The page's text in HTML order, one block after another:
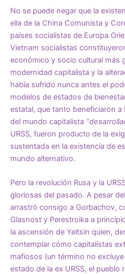
No se puede negar que la
ella de la China Comunista y
países socialistas de Europa
Vietnam socialistas
económico y socio cultural más
modernidad capitalista y la
había sufrido nunca antes el
modelos de estados de
estatal, que tanto beneficiaron
del mundo capitalista
URSS, fueron producto de la
sustentada en la existencia de
mundo alternativo.
Pero la revolución Rusa y la
gloriosas del pasado. A pesar
arrastró consigo a Gorbachov,
Glasnost y Perestroika a
la ascensión de Yeltsin quien,
contemplar cómo capitalistas
mafiosos (un término no
estado de la ex URSS, el pueblo